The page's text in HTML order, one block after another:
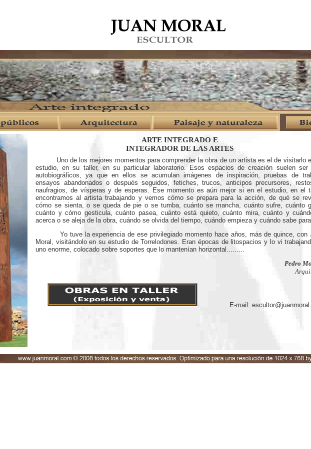
ARTE INTEGRADO E
INTEGRADOR DE LAS ARTES
Uno de los mejores momentos para comprender la obra de un artista es el de visitarlo
estudio, en su taller, en su particular laboratorio. Esos espacios de creación suelen ser
autobiográficos, ya que en ellos se acumulan imágenes de inspiración, pruebas de
ensayos abandonados o después seguidos, fetiches, trucos, anticipos precursores,
naufragios, de vísperas y de esperas. Ese momento es aún mejor si en el estudio, en el
encontramos al artista trabajando y vemos cómo se prepara para la acción, de qué se
cómo se sienta, o se queda de pie o se tumba, cuánto se mancha, cuánto sufre, cuánto
cuánto y cómo gesticula, cuánto pasea, cuánto está quieto, cuánto mira, cuánto y
acerca o se aleja de la obra, cuándo se olvida del tiempo, cuándo empieza y cuándo sabe
Yo tuve la experiencia de ese privilegiado momento hace años, más de quince, con
Moral, visitándolo en su estudio de Torrelodones. Eran épocas de litospacios y lo vi
uno enorme, colocado sobre soportes que lo mantenían horizontal.........
Pedro
E-mail: